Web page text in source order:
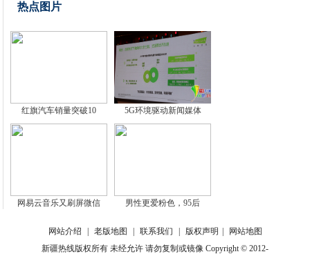
热点图片
红旗汽车销量突破10 5G环境驱动新闻媒体
网易云音乐又刷屏微信 男性更爱粉色，95后
网站介绍 老版地图 联系我们 版权声明
网站地图
新疆热线版权所有 未经允许 请勿复制或镜像 Copyright © 2012-